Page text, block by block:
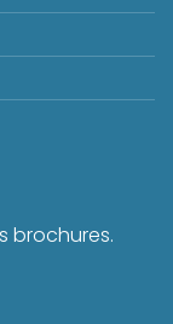
brochures.